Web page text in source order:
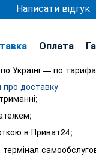
Написати відгук
Оплата
Україні — по
про доставку
в Приват24;